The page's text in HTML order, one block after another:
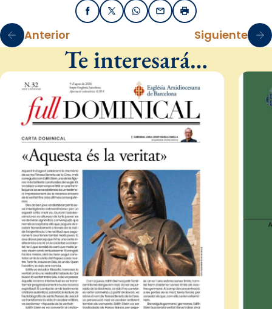
FacebookX / TwitterWhatsApp
EmailImprimir
Anterior Siguiente
Te interesará…